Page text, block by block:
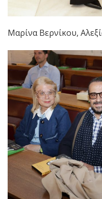
Μαρίνα Βερνίκου,